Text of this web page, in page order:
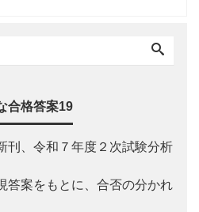
合格答案19
、令和７年度２次試験分析
案をもとに、合否の分かれ